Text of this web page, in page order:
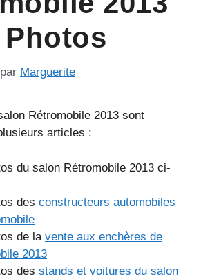
par Marguerite
Rétromobile 2013 sont
articles :
du salon Rétromobile 2013 ci-
des constructeurs automobiles
de la vente aux enchères de
2013
des stands et voitures du salon